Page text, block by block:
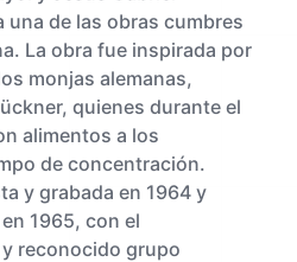
una de las obras cumbres
La obra fue inspirada por
monjas alemanas,
quienes durante el
alimentos a los
de concentración.
y grabada en 1964 y
1965, con el
reconocido grupo